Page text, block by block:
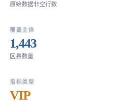
原始数据非空行数
覆盖主体
1,443
区县数量
指标类型
VIP